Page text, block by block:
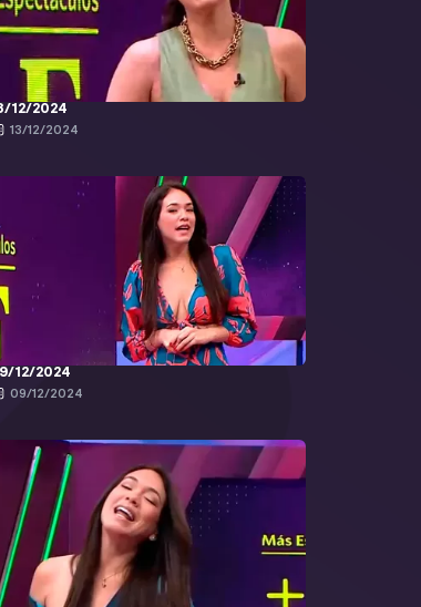
12/2024
13/12/2024
12/2024
09/12/2024